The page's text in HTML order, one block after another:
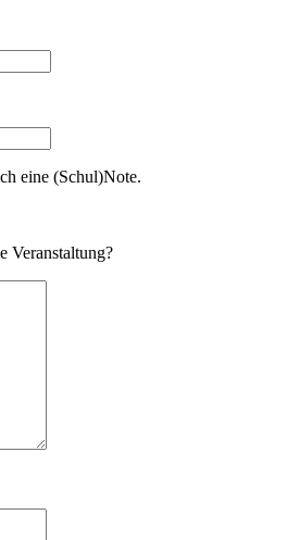
eine (Schul)Note.
Veranstaltung?